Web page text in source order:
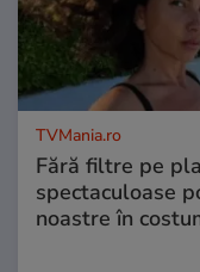
TVMania.ro
Fără filtre pe
spectaculoase
noastre în